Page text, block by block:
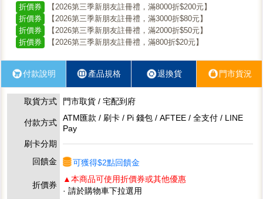
折價券
【2026第三季新朋友註冊禮，滿8000折$200元】
折價券
【2026第三季新朋友註冊禮，滿3000折$80元】
折價券
【2026第三季新朋友註冊禮，滿2000折$50元】
折價券
【2026第三季新朋友註冊禮，滿800折$20元】
付款說明 產品規格 退換貨 門市貨況
取貨方式 門市取貨 / 宅配到府
付款方式
ATM匯款 / 刷卡 / Pi 錢包 / AFTEE / 全支付 / LINE
Pay
刷卡分期
回饋金
可獲得$2點回饋金
折價券
▲本商品可使用折價券或其他優惠
· 請於購物車下拉選用